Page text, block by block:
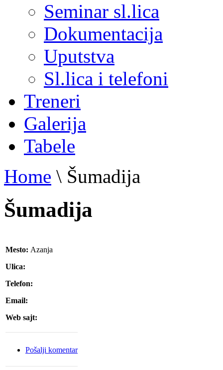
Seminar sl.lica
Dokumentacija
Uputstva
Sl.lica i telefoni
Treneri
Galerija
Tabele
Home \ Šumadija
Šumadija
Mesto: Azanja
Ulica:
Telefon:
Email:
Web sajt:
Pošalji komentar